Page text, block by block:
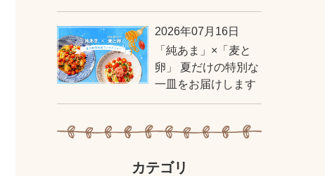
2026年07月16日
「純あま」×「麦と
卵」 夏だけの特別な
一皿をお届けします
カテゴリ